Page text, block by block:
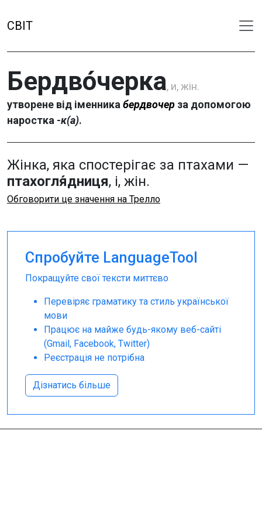
СВІТ
Бердво́черка, и, жін.
утворене від іменника бердвочер за допомогою
наростка -к(а).
Жінка, яка спостерігає за птахами —
птахогля́дниця, і, жін.
Обговорити це значення на Трелло
Спробуйте LanguageTool
Покращуйте свої тексти миттєво
Перевіряє граматику та стиль української
мови
Працює на майже будь-якому веб-сайті
(Gmail, Facebook, Twitter)
Реєстрація не потрібна
Дізнатись більше